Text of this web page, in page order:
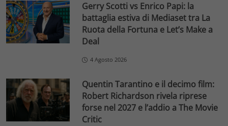
Gerry Scotti vs Enrico Papi: la
battaglia estiva di Mediaset tra La
Ruota della Fortuna e Let’s Make a
Deal
4 Agosto 2026
Quentin Tarantino e il decimo film:
Robert Richardson rivela riprese
forse nel 2027 e l’addio a The Movie
Critic